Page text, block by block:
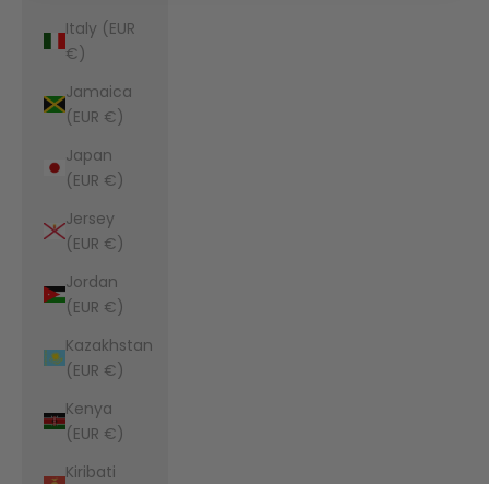
Italy (EUR
€)
Jamaica
(EUR €)
Japan
(EUR €)
Jersey
(EUR €)
Jordan
(EUR €)
Kazakhstan
(EUR €)
Kenya
(EUR €)
Kiribati